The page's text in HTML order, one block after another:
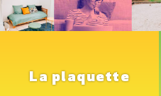
La plaquette